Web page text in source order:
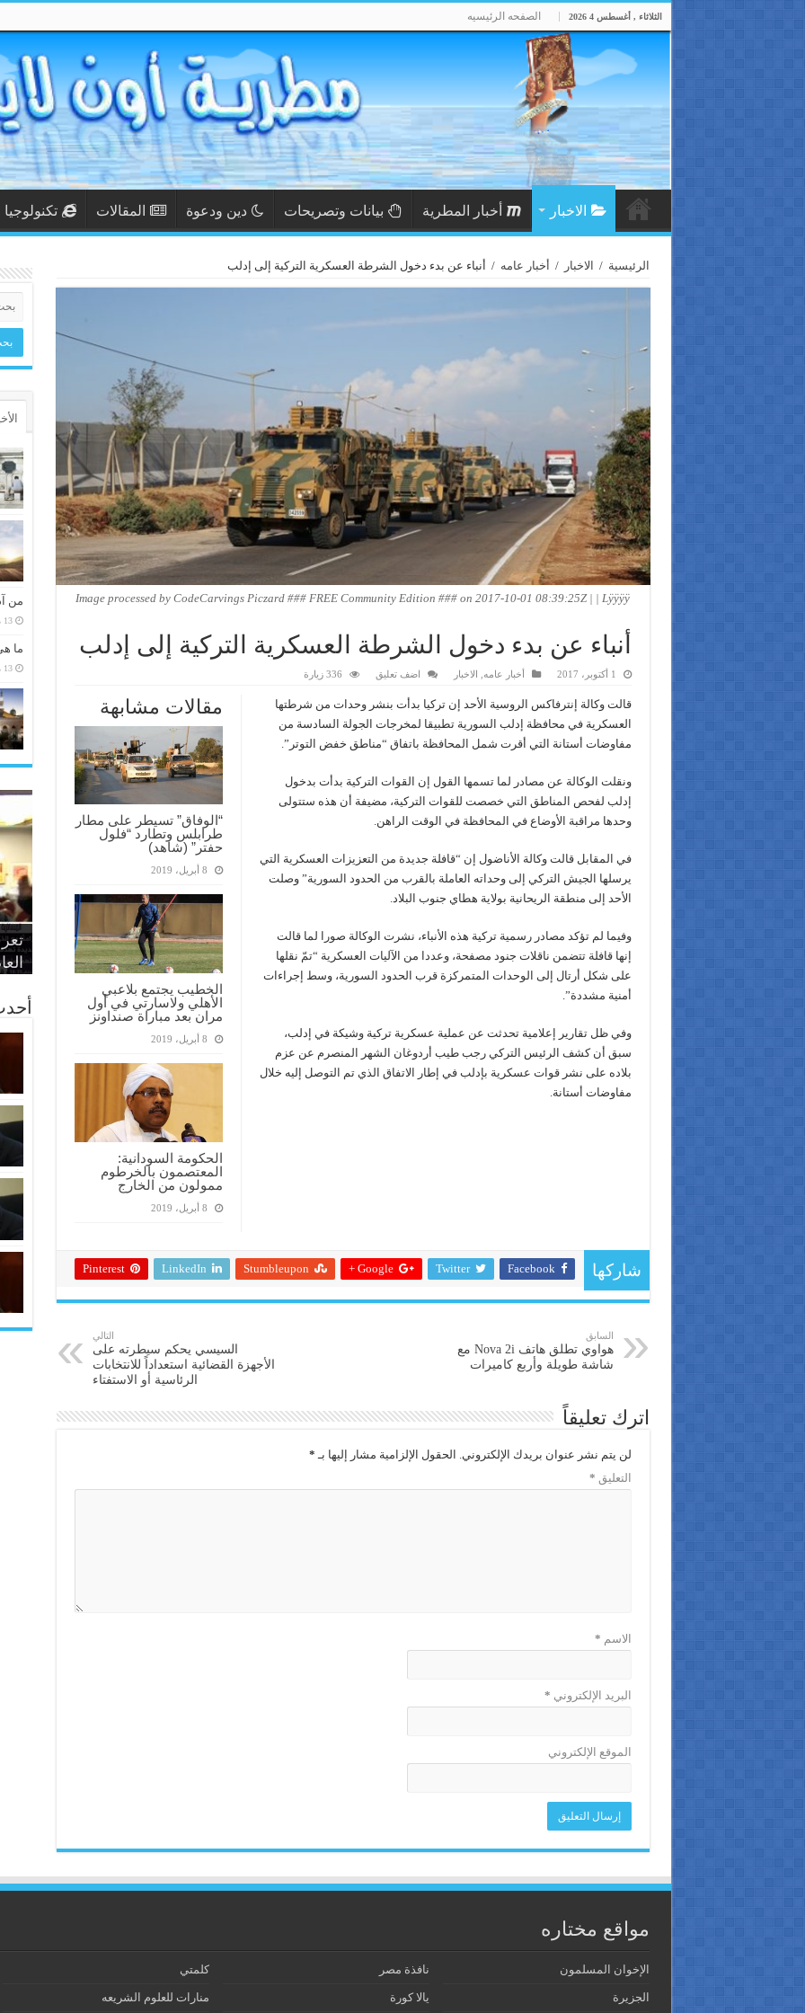
الثلاثاء , أغسطس 4 2026 الصفحه الرئيسيه
الاخبار أخبار المطرية بيانات وتصريحات دين ودعوة المقالات تكنولوجيا
الرئيسية / الاخبار / أخبار عامه / أنباء عن بدء دخول الشرطة العسكرية التركية إلى إدلب
Image processed by CodeCarvings Piczard ### FREE Community Edition ### on 2017-10-01 08:39:25Z | | Lÿÿÿÿ
أنباء عن بدء دخول الشرطة العسكرية التركية إلى إدلب
1 أكتوبر، 2017 أخبار عامه الاخبار اضف تعليق 336 زيارة
مقالات مشابهة
“الوفاق” تسيطر على مطار
طرابلس وتطارد “فلول
حفتر” (شاهد)
8 أبريل، 2019
الخطيب يجتمع بلاعبي
الأهلي ولاسارتي في أول
مران بعد مباراة صنداونز
8 أبريل، 2019
الحكومة السودانية:
المعتصمون بالخرطوم
ممولون من الخارج
8 أبريل، 2019
قالت وكالة إنترفاكس الروسية الأحد إن تركيا بدأت بنشر وحدات من شرطتها
العسكرية في محافظة إدلب السورية تطبيقا لمخرجات الجولة السادسة من
مفاوضات أستانة التي أقرت شمل المحافظة باتفاق “مناطق خفض التوتر”.
ونقلت الوكالة عن مصادر لما تسمها القول إن القوات التركية بدأت بدخول
إدلب لفحص المناطق التي خصصت للقوات التركية، مضيفة أن هذه ستتولى
وحدها مراقبة الأوضاع في المحافظة في الوقت الراهن.
في المقابل قالت وكالة الأناضول إن “قافلة جديدة من التعزيزات العسكرية التي
يرسلها الجيش التركي إلى وحداته العاملة بالقرب من الحدود السورية” وصلت
الأحد إلى منطقة الريحانية بولاية هطاي جنوب البلاد.
وفيما لم تؤكد مصادر رسمية تركية هذه الأنباء، نشرت الوكالة صورا لما قالت
إنها قافلة تتضمن ناقلات جنود مصفحة، وعددا من الآليات العسكرية “تمّ نقلها
على شكل أرتال إلى الوحدات المتمركزة قرب الحدود السورية، وسط إجراءات
أمنية مشددة”.
وفي ظل تقارير إعلامية تحدثت عن عملية عسكرية تركية وشيكة في إدلب،
سبق أن كشف الرئيس التركي رجب طيب أردوغان الشهر المنصرم عن عزم
بلاده على نشر قوات عسكرية بإدلب في إطار الاتفاق الذي تم التوصل إليه خلال
مفاوضات أستانة.
شاركها Facebook
Twitter
Google +
Stumbleupon
LinkedIn
Pinterest
السابق
هواوي تطلق هاتف Nova 2i مع
شاشة طويلة وأربع كاميرات
التالي
السيسي يحكم سيطرته على
الأجهزة القضائية استعداداً للانتخابات
الرئاسية أو الاستفتاء
اترك تعليقاً
لن يتم نشر عنوان بريدك الإلكتروني. الحقول الإلزامية مشار إليها بـ *
التعليق *
الاسم *
البريد الإلكتروني *
الموقع الإلكتروني
من
13 مارس، 2026
ما
13 مارس، 2026
مواقع مختاره
الإخوان المسلمون نافذة مصر كلمتي
الجزيرة يالا كورة منارات للعلوم الشريعه